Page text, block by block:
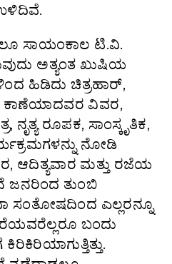
ಸಾಯಂಕಾಲ ಟಿ.ವಿ.
ಅತ್ಯಂತ ಖುಷಿಯ
ಹಿಡಿದು ಚಿತ್ರಹಾರ್,
ಕಾಣೆಯಾದವರ ವಿವರ,
ರೂಪಕ, ಸಾಂಸ್ಕೃತಿಕ,
ನೋಡಿ
ಆದಿತ್ಯವಾರ ಮತ್ತು ರಜೆಯ
ಜನರಿಂದ ತುಂಬಿ
ಸಂತೋಷದಿಂದ ಎಲ್ಲರನ್ನೂ
ಬಂದು